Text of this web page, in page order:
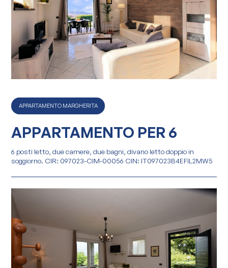
APPARTAMENTO MARGHERITA
APPARTAMENTO PER 6
6 posti letto, due camere, due bagni, divano letto doppio in
soggiorno. CIR: 097023-CIM-00056 CIN: IT097023B4EFIL2MW5